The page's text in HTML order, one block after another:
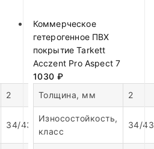
2
34/43
Коммерческое
гетерогенное ПВХ
покрытие Tarkett
Acczent Pro Aspect 7
1030 ₽
Толщина, мм
2
Износостойкость,
класс
34/43